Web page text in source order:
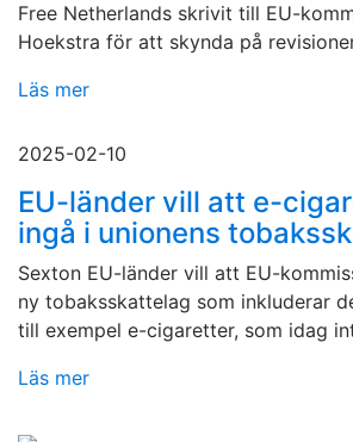
Free Netherlands skrivit till EU-
Hoekstra för att skynda på
Läs mer
2025-02-10
EU-länder vill att e-
ingå i unionens
Sexton EU-länder vill att EU-
ny tobaksskattelag som inkluderar
till exempel e-cigaretter, som idag
Läs mer